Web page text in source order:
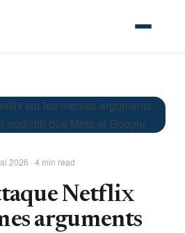
2026 · 4 min read
Netflix
arguments